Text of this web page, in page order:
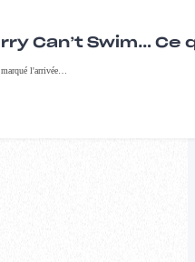
Can’t Swim…
l'arrivée…